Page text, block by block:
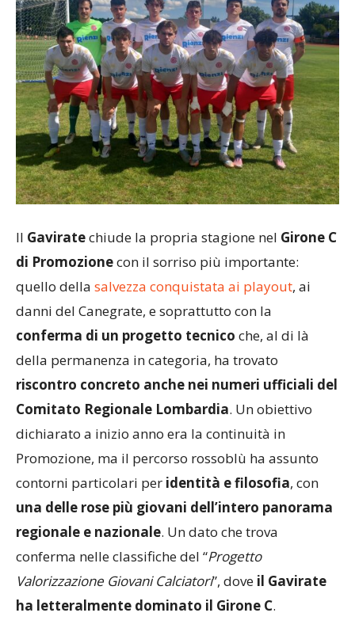
Il Gaviratechiude la propria stagione nel Girone C
di Promozionecon il sorriso più importante:
quello della salvezza conquistata ai playout, ai
danni del Canegrate, e soprattutto con la
conferma di un progetto tecnico che, al di là
della permanenza in categoria, ha trovato
riscontro concreto anche nei numeri ufficiali del
Comitato Regionale Lombardia. Un obiettivo
dichiarato a inizio anno era la continuità in
Promozione, ma il percorso rossoblù ha assunto
contorni particolari per identità e filosofia, con
una delle rose più giovani dell’intero panorama
regionale e nazionale. Un dato che trova
conferma nelle classifiche del “Progetto
Valorizzazione Giovani Calciatori”, dove il Gavirate
ha letteralmente dominato il Girone C.